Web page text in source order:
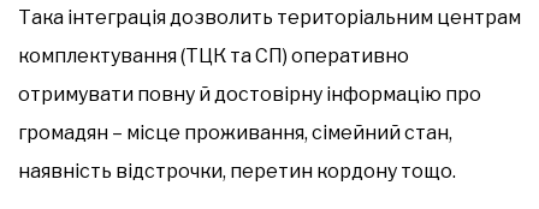
Така інтеграція дозволить територіальним центрам
комплектування (ТЦК та СП) оперативно
отримувати повну й достовірну інформацію про
громадян – місце проживання, сімейний стан,
наявність відстрочки, перетин кордону тощо.